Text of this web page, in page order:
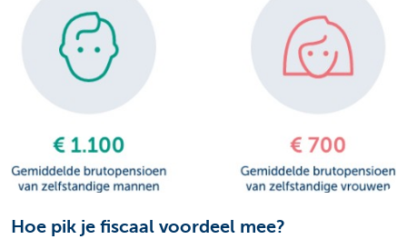
Hoe pik je fiscaal voordeel mee?